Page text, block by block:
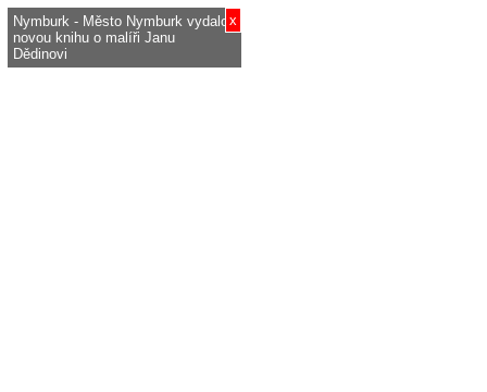
x
Nymburk - Město Nymburk vydalo
novou knihu o malíři Janu
Dědinovi